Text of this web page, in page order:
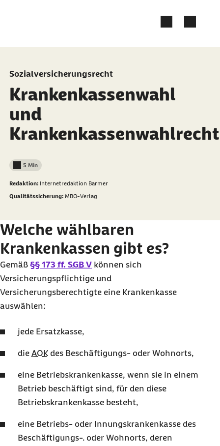
Sozialversicherungsrecht
Krankenkassenwahl
und
Krankenkassenwahlrecht
Lesedauer weniger als
5 Min
Redaktion: Internetredaktion Barmer
Qualitätssicherung: MBO-Verlag
Welche wählbaren
Krankenkassen gibt es?
Gemäß §§ 173 ff. SGB V können sich
Versicherungspflichtige und
Versicherungsberechtigte eine Krankenkasse
auswählen:
jede Ersatzkasse,
die AOK des Beschäftigungs- oder Wohnorts,
eine Betriebskrankenkasse, wenn sie in einem
Betrieb beschäftigt sind, für den diese
Betriebskrankenkasse besteht,
eine Betriebs- oder Innungskrankenkasse des
Beschäftigungs-. oder Wohnorts, deren